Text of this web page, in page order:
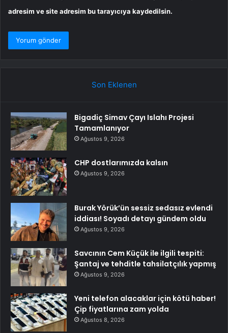
adresim ve site adresim bu tarayıcıya kaydedilsin.
Son Eklenen
Bigadiç Simav Çayı Islahı Projesi
Tamamlanıyor
Ağustos 9, 2026
CHP dostlarımızda kalsın
Ağustos 9, 2026
Burak Yörük’ün sessiz sedasız evlendi
iddiası! Soyadı detayı gündem oldu
Ağustos 9, 2026
Savcının Cem Küçük ile ilgili tespiti:
Şantaj ve tehditle tahsilatçılık yapmış
Ağustos 9, 2026
Yeni telefon alacaklar için kötü haber!
Çip fiyatlarına zam yolda
Ağustos 8, 2026